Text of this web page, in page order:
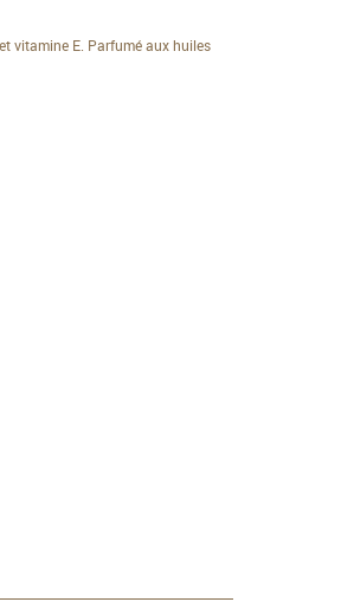
vitamine E. Parfumé aux huiles